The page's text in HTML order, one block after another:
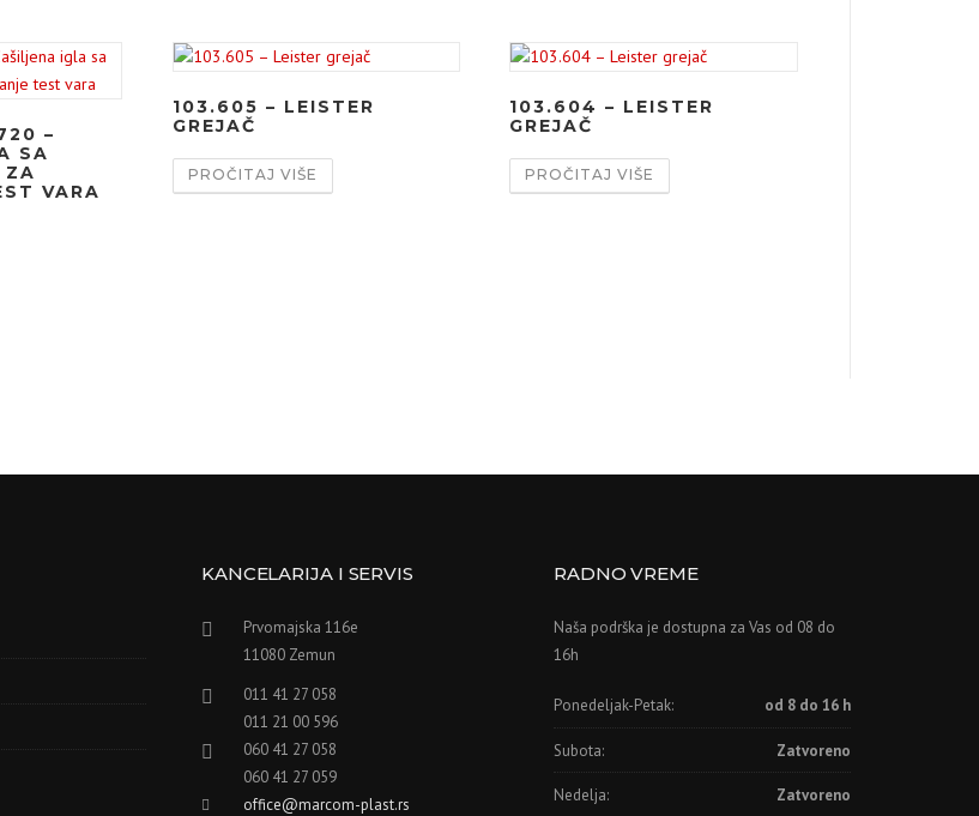
–
SA
ZA
VARA
103.605 – LEISTER
GREJAČ
PROČITAJ VIŠE
103.604 – LEISTER
GREJAČ
PROČITAJ VIŠE
KANCELARIJA I SERVIS
Prvomajska 116e
11080 Zemun
011 41 27 058
011 21 00 596
060 41 27 058
060 41 27 059
office@marcom-plast.rs
RADNO VREME
Naša podrška je dostupna za Vas od 08 do
16h
Ponedeljak-Petak: od 8 do 16 h
Subota: Zatvoreno
Nedelja: Zatvoreno